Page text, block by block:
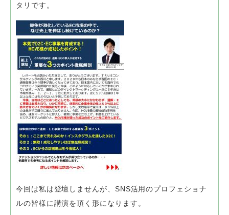
タリです。
今回は私は登壇しませんが、SNS活用のプロフェショナ
ルの皆様に講演を頂く形になります。